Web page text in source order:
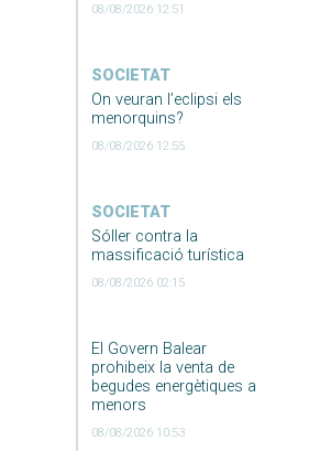
08/08/2026 12:51
SOCIETAT
On veuran l’eclipsi els
menorquins?
08/08/2026 12:55
SOCIETAT
Sóller contra la
massificació turística
08/08/2026 02:15
El Govern Balear
prohibeix la venta de
begudes energètiques a
menors
08/08/2026 10:53